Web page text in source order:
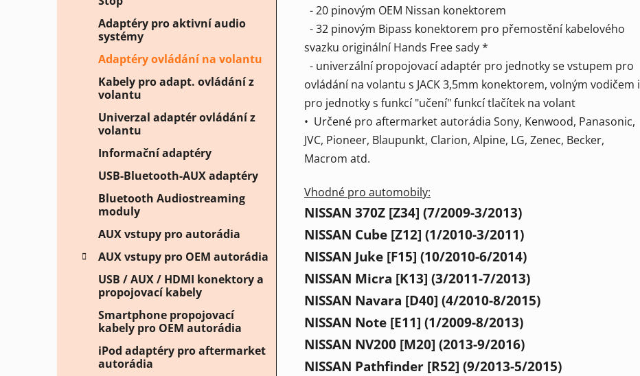
Adaptéry pro aktivní audio
systémy
Adaptéry ovládání na volantu
Kabely pro adapt. ovládání z
volantu
Univerzal adaptér ovládání z
volantu
Informační adaptéry
USB-Bluetooth-AUX adaptéry
Bluetooth Audiostreaming
moduly
AUX vstupy pro autorádia
AUX vstupy pro OEM autorádia
USB / AUX / HDMI konektory a
propojovací kabely
Smartphone propojovací
kabely pro OEM autorádia
iPod adaptéry pro aftermarket
autorádia
- 20 pinovým OEM Nissan konektorem
- 32 pinovým Bipass konektorem pro přemostění kabelového
svazku originální Hands Free sady *
- univerzální propojovací adaptér pro jednotky se vstupem pro
ovládání na volantu s JACK 3,5mm konektorem, volným vodičem i
pro jednotky s funkcí "učení" funkcí tlačítek na volant
• Určené pro aftermarket autorádia Sony, Kenwood, Panasonic,
JVC, Pioneer, Blaupunkt, Clarion, Alpine, LG, Zenec, Becker,
Macrom atd.
Vhodné pro automobily:
NISSAN 370Z [Z34] (7/2009-3/2013)
NISSAN Cube [Z12] (1/2010-3/2011)
NISSAN Juke [F15] (10/2010-6/2014)
NISSAN Micra [K13] (3/2011-7/2013)
NISSAN Navara [D40] (4/2010-8/2015)
NISSAN Note [E11] (1/2009-8/2013)
NISSAN NV200 [M20] (2013-9/2016)
NISSAN Pathfinder [R52] (9/2013-5/2015)